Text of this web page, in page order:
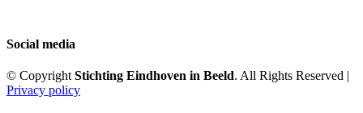
Social media
© Copyright Stichting Eindhoven in Beeld. All Rights Reserved |
Privacy policy